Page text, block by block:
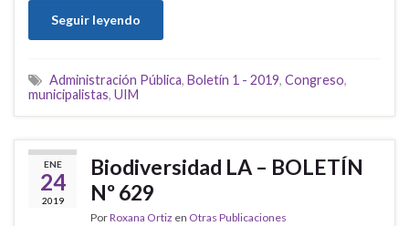
Seguir leyendo
Administración Pública, Boletín 1 - 2019, Congreso,
municipalistas, UIM
ENE
24
2019
Biodiversidad LA – BOLETÍN
Nº 629
PorRoxana Ortiz en Otras Publicaciones